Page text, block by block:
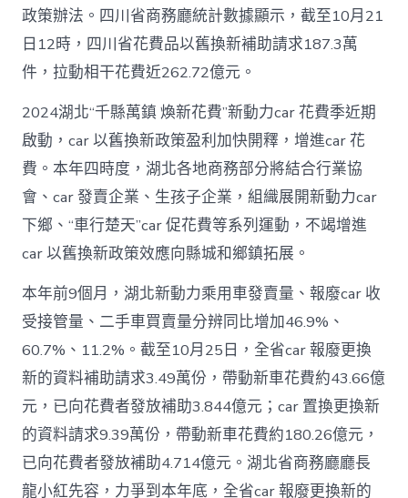
政策辦法。四川省商務廳統計數據顯示，截至10月21
日12時，四川省花費品以舊換新補助請求187.3萬
件，拉動相干花費近262.72億元。
2024湖北“千縣萬鎮 煥新花費”新動力car 花費季近期
啟動，car 以舊換新政策盈利加快開釋，增進car 花
費。本年四時度，湖北各地商務部分將結合行業協
會、car 發賣企業、生孩子企業，組織展開新動力car
下鄉、“車行楚天”car 促花費等系列運動，不竭增進
car 以舊換新政策效應向縣城和鄉鎮拓展。
本年前9個月，湖北新動力乘用車發賣量、報廢car 收
受接管量、二手車買賣量分辨同比增加46.9%、
60.7%、11.2%。截至10月25日，全省car 報廢更換
新的資料補助請求3.49萬份，帶動新車花費約43.66億
元，已向花費者發放補助3.844億元；car 置換更換新
的資料請求9.39萬份，帶動新車花費約180.26億元，
已向花費者發放補助4.714億元。湖北省商務廳廳長
龍小紅先容，力爭到本年底，全省car 報廢更換新的